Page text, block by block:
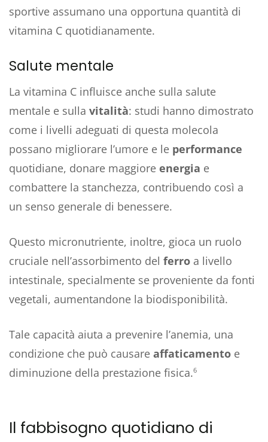
sportive assumano una opportuna quantità di
vitamina C quotidianamente.
Salute mentale
La vitamina C influisce anche sulla salute
mentale e sulla vitalità: studi hanno dimostrato
come i livelli adeguati di questa molecola
possano migliorare l’umore e le performance
quotidiane, donare maggiore energia e
combattere la stanchezza, contribuendo così a
un senso generale di benessere.
Questo micronutriente, inoltre, gioca un ruolo
cruciale nell’assorbimento del ferro a livello
intestinale, specialmente se proveniente da fonti
vegetali, aumentandone la biodisponibilità.
Tale capacità aiuta a prevenire l’anemia, una
condizione che può causare affaticamento e
diminuzione della prestazione fisica.6
Il fabbisogno quotidiano di